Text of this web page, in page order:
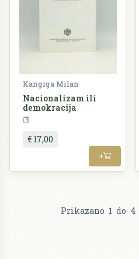
Kangrga Milan
Nacionalizam ili
demokracija
€ 17,00
+
Prikazano 1 do 4